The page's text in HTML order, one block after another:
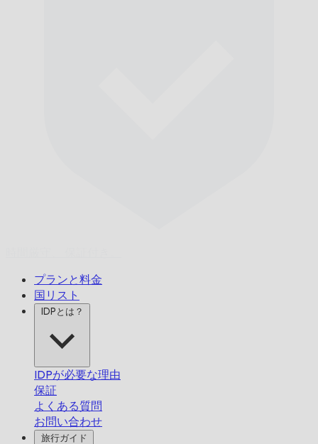
プランと料金
国リスト
IDPとは？
IDPが必要な理由
保証
よくある質問
お問い合わせ
旅行ガイド